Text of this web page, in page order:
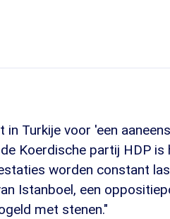
Turkije voor 'een
Koerdische partij HDP is
worden constant
Istanboel, een
met stenen."